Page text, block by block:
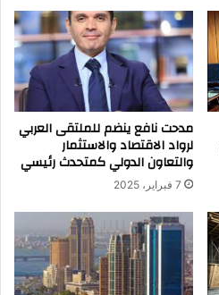
مدحت نافع ينضم للملتقى العربي
لرواد الاقتصاد والاستثمار
والتعاون الدولي كمتحدث رئيسي
7 فبراير، 2025